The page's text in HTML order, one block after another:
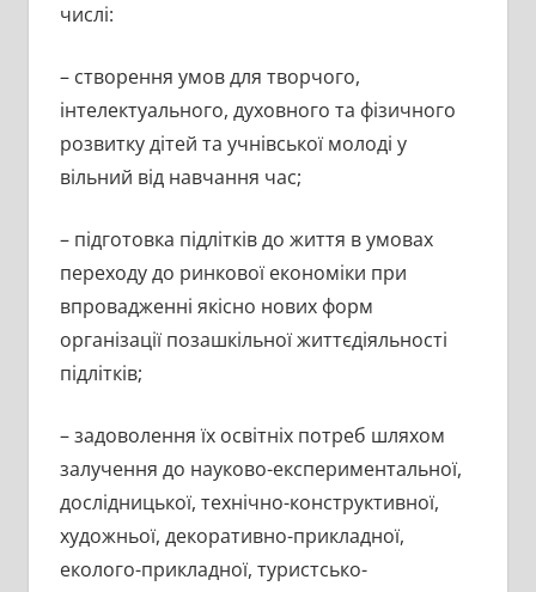
числі:
– створення умов для творчого,
інтелектуального, духовного та фізичного
розвитку дітей та учнівської молоді у
вільний від навчання час;
– підготовка підлітків до життя в умовах
переходу до ринкової економіки при
впровадженні якісно нових форм
організації позашкільної життєдіяльності
підлітків;
– задоволення їх освітніх потреб шляхом
залучення до науково-експериментальної,
дослідницької, технічно-конструктивної,
художньої, декоративно-прикладної,
еколого-прикладної, туристсько-